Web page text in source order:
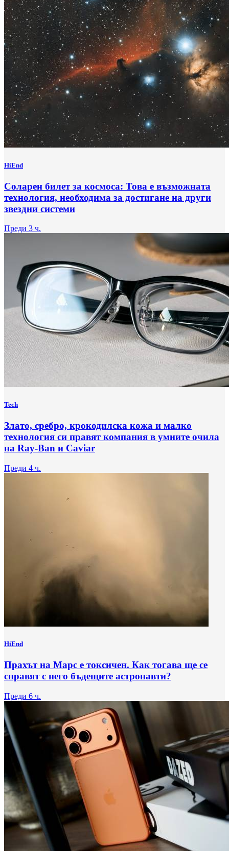
HiEnd
Соларен билет за космоса: Това е възможната
технология, необходима за достигане на други
звездни системи
Преди 3 ч.
Tech
Злато, сребро, крокодилска кожа и малко
технология си правят компания в умните очила
на Ray-Ban и Caviar
Преди 4 ч.
HiEnd
Прахът на Марс е токсичен. Как тогава ще се
справят с него бъдещите астронавти?
Преди 6 ч.